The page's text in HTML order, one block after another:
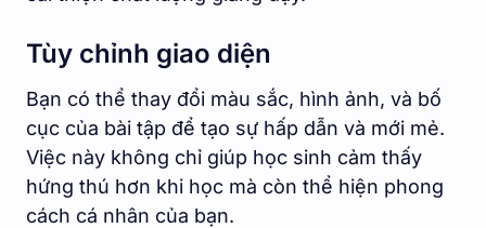
Tùy chỉnh giao diện
Bạn có thể thay đổi màu sắc, hình ảnh, và bố
cục của bài tập để tạo sự hấp dẫn và mới mẻ.
Việc này không chỉ giúp học sinh cảm thấy
hứng thú hơn khi học mà còn thể hiện phong
cách cá nhân của bạn.